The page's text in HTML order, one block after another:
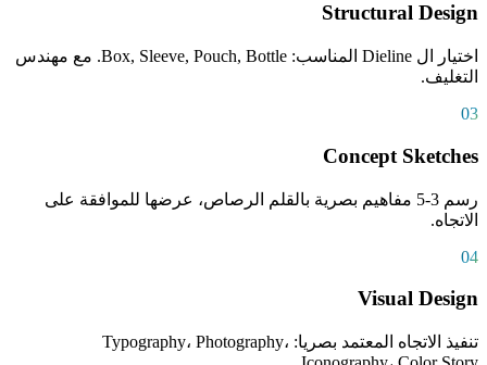
Structural Design
اختيار ال Dieline المناسب: Box, Sleeve, Pouch, Bottle. مع مهندس
التغليف.
03
Concept Sketches
رسم 3-5 مفاهيم بصرية بالقلم الرصاص، عرضها للموافقة على
الاتجاه.
04
Visual Design
تنفيذ الاتجاه المعتمد بصريا: Typography، Photography،